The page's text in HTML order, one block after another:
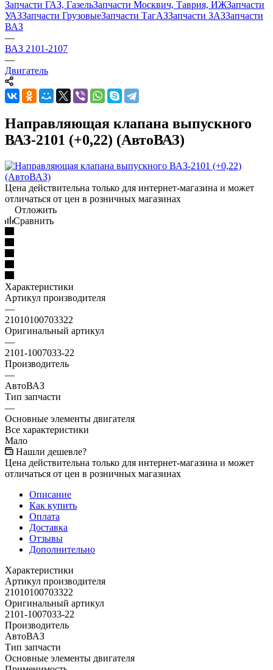
Запчасти ГАЗ, ГазельЗапчасти Москвич, Таврия, ИЖЗапчасти
УАЗЗапчасти ГрузовыеЗапчасти ТагАЗЗапчасти ЗАЗЗапчасти
ВАЗ
—
ВАЗ 2101-2107
—
Двигатель
Направляющая клапана выпускного
ВАЗ-2101 (+0,22) (АвтоВАЗ)
Цена действительна только для интернет-магазина и может
отличаться от цен в розничных магазинах
Отложить
Сравнить
Характеристики
Артикул производителя
—
21010100703322
Оригинальный артикул
—
2101-1007033-22
Производитель
—
АвтоВАЗ
Тип запчасти
—
Основные элементы двигателя
Все характеристики
Мало
Нашли дешевле?
Цена действительна только для интернет-магазина и может
отличаться от цен в розничных магазинах
Описание
Как купить
Оплата
Доставка
Отзывы
Дополнительно
Характеристики
Артикул производителя
21010100703322
Оригинальный артикул
2101-1007033-22
Производитель
АвтоВАЗ
Тип запчасти
Основные элементы двигателя